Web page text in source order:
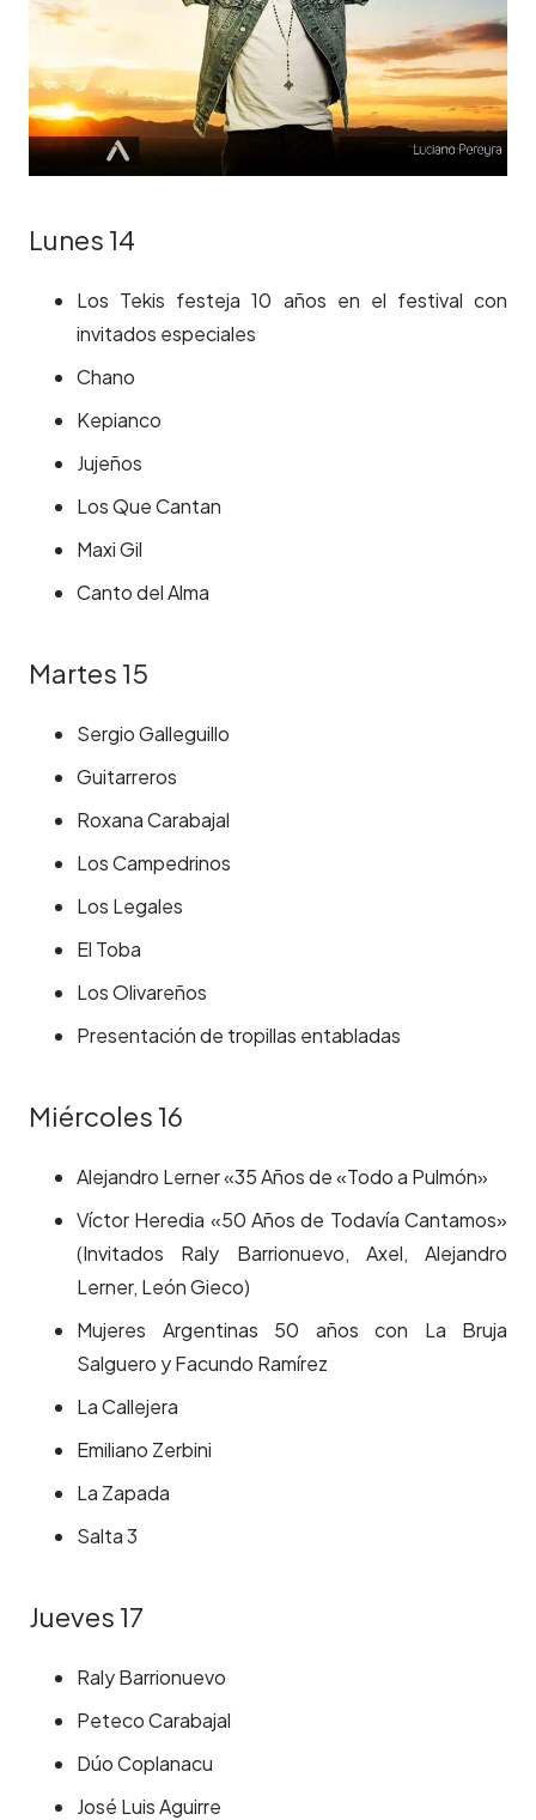
Lunes 14
Los Tekis festeja 10 años en el festival con
invitados especiales
Chano
Kepianco
Jujeños
Los Que Cantan
Maxi Gil
Canto del Alma
Martes 15
Sergio Galleguillo
Guitarreros
Roxana Carabajal
Los Campedrinos
Los Legales
El Toba
Los Olivareños
Presentación de tropillas entabladas
Miércoles 16
Alejandro Lerner «35 Años de «Todo a Pulmón»
Víctor Heredia «50 Años de Todavía Cantamos»
(Invitados Raly Barrionuevo, Axel, Alejandro
Lerner, León Gieco)
Mujeres Argentinas 50 años con La Bruja
Salguero y Facundo Ramírez
La Callejera
Emiliano Zerbini
La Zapada
Salta 3
Jueves 17
Raly Barrionuevo
Peteco Carabajal
Dúo Coplanacu
José Luis Aguirre